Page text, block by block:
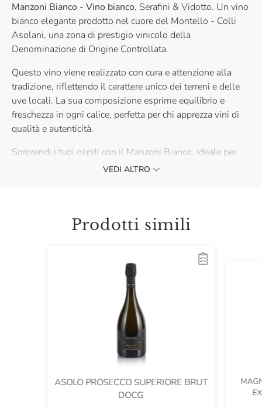
Manzoni Bianco - Vino bianco, Serafini & Vidotto. Un vino
bianco elegante prodotto nel cuore del Montello - Colli
Asolani, una zona di prestigio vinicolo della
Denominazione di Origine Controllata.
Questo vino viene realizzato con cura e attenzione alla
tradizione, riflettendo il carattere unico dei terreni e delle
uve locali. La sua composizione esprime equilibrio e
freschezza in ogni calice, perfetta per chi apprezza vini di
qualità e autenticità.
Sorprendi i tuoi ospiti con il Manzoni Bianco, ideale per
accompagnare piatti sofisticati o per momenti di piacere
alcolica può variare leggermente in base all’annata, vi
VEDI ALTRO
Prodotti simili
ASOLO PROSECCO SUPERIORE BRUT
DOCG